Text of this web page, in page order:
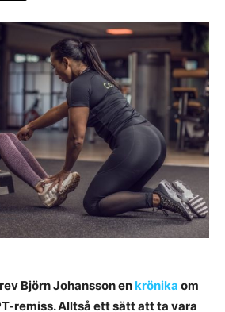
Björn Johansson enkrönika om
remiss. Alltså ett sätt att ta vara